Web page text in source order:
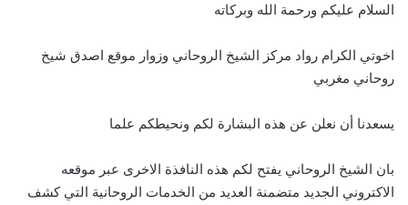
السلام عليكم ورحمة الله وبركاته
اخوتي الكرام رواد مركز الشيخ الروحاني وزوار موقع اصدق شيخ
روحاني مغربي
يسعدنا أن نعلن عن هذه البشارة لكم ونحيطكم علما
بان الشيخ الروحاني يفتح لكم هذه النافذة الاخرى عبر موقعه
الاكتروني الجديد متضمنة العديد من الخدمات الروحانية التي كشف